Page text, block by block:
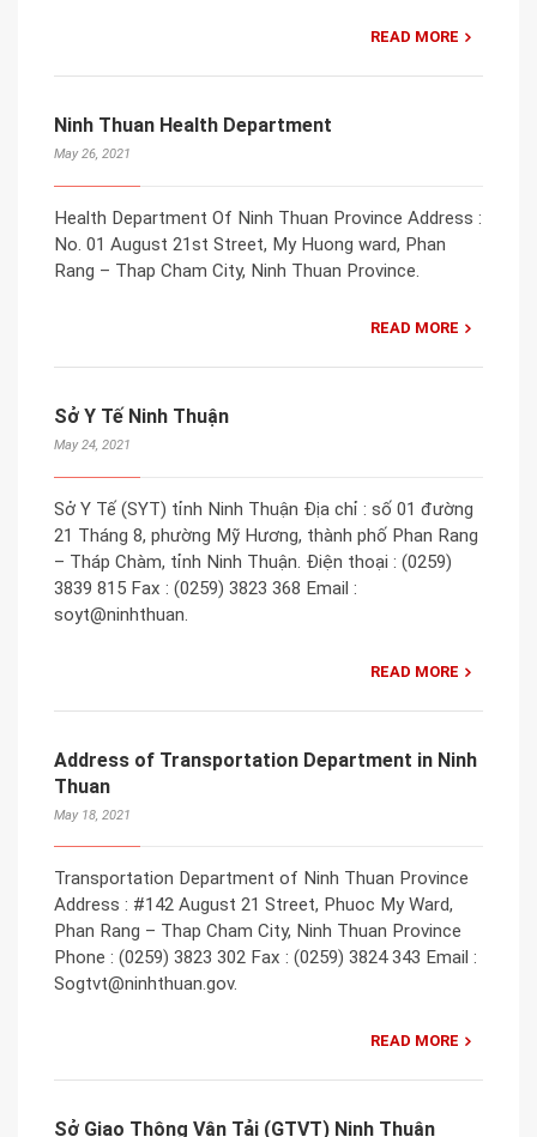
READ MORE
Ninh Thuan Health Department
May 26, 2021
Health Department Of Ninh Thuan Province Address :
No. 01 August 21st Street, My Huong ward, Phan
Rang – Thap Cham City, Ninh Thuan Province.
READ MORE
Sở Y Tế Ninh Thuận
May 24, 2021
Sở Y Tế (SYT) tỉnh Ninh Thuận Địa chỉ : số 01 đường
21 Tháng 8, phường Mỹ Hương, thành phố Phan Rang
– Tháp Chàm, tỉnh Ninh Thuận. Điện thoại : (0259)
3839 815 Fax : (0259) 3823 368 Email :
soyt@ninhthuan.
READ MORE
Address of Transportation Department in Ninh
Thuan
May 18, 2021
Transportation Department of Ninh Thuan Province
Address : #142 August 21 Street, Phuoc My Ward,
Phan Rang – Thap Cham City, Ninh Thuan Province
Phone : (0259) 3823 302 Fax : (0259) 3824 343 Email :
Sogtvt@ninhthuan.gov.
READ MORE
Sở Giao Thông Vận Tải (GTVT) Ninh Thuận